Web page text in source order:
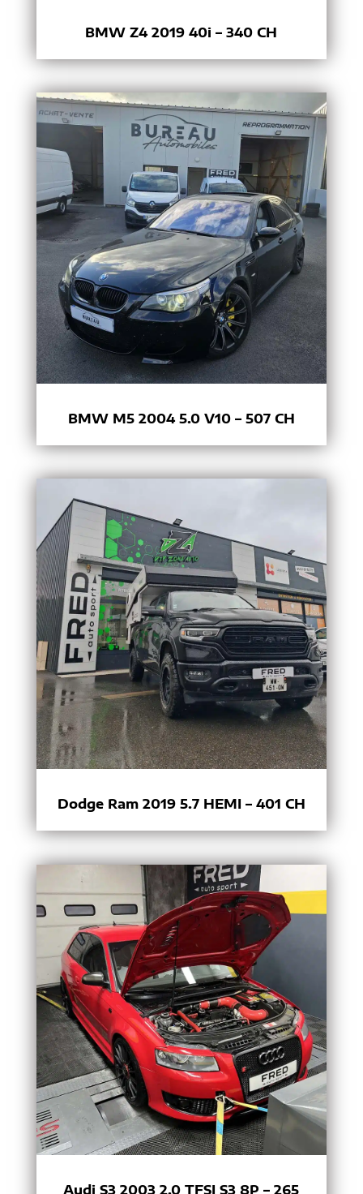
BMW Z4 2019 40i – 340 CH
BMW M5 2004 5.0 V10 – 507 CH
Dodge Ram 2019 5.7 HEMI – 401 CH
Audi S3 2003 2.0 TFSI S3 8P – 265